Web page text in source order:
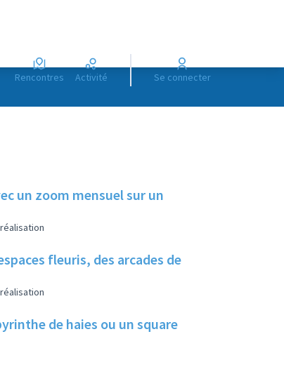
Rencontres Activité Se connecter
un zoom mensuel sur un
fleuris, des arcades de
de haies ou un square